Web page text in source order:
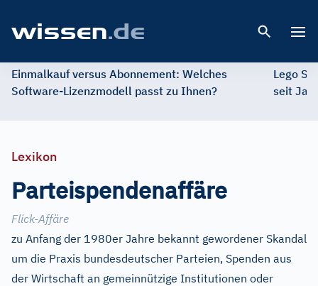
Einmalkauf versus Abonnement: Welches
Software-Lizenzmodell passt zu Ihnen?
Lego
seit
Lexikon
Parteispendenaffäre
Flick-Affäre
zu Anfang der 1980er Jahre bekannt gewordener Skandal
um die Praxis bundesdeutscher Parteien, Spenden aus
der Wirtschaft an gemeinnützige Institutionen oder